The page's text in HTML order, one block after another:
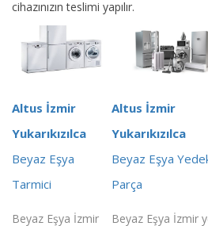
cihazınızın teslimi yapılır.
Altus İzmir
Yukarıkızılca
Beyaz Eşya
Tarmici
Beyaz Eşya İzmir
Altus İzmir
Yukarıkızılca
Beyaz Eşya
Parça
Beyaz Eşya İzmir